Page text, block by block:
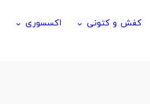
کفش و کتونی keyboard_arrow_down اکسسوری keyboard_arrow_down